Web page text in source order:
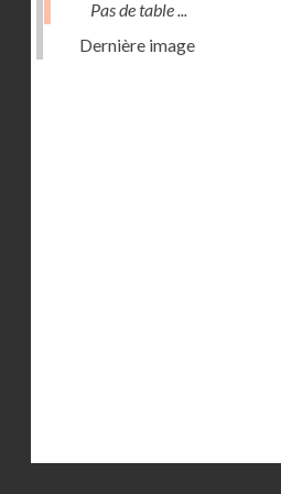
Pas de table ...
Dernière image